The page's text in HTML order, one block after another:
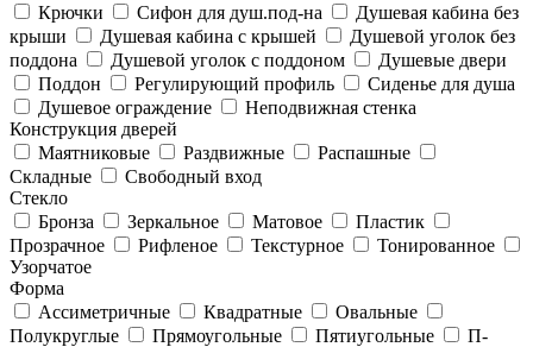
Крючки
Сифон для душ.под-на
Душевая кабина без
крыши
Душевая кабина с крышей
Душевой уголок без
поддона
Душевой уголок с поддоном
Душевые двери
Поддон
Регулирующий профиль
Сиденье для душа
Душевое ограждение
Неподвижная стенка
Конструкция дверей
Маятниковые
Раздвижные
Распашные
Складные
Свободный вход
Стекло
Бронза
Зеркальное Матовое
Пластик
Прозрачное
Рифленое Текстурное
Тонированное
Узорчатое
Форма
Ассиметричные
Квадратные
Овальные
Полукруглые
Прямоугольные Пятиугольные
П-